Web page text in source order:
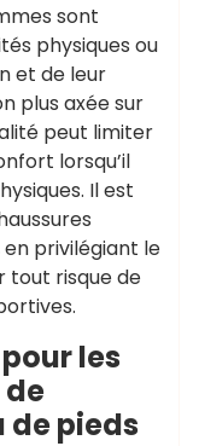
sont
physiques ou
et de leur
plus axée sur
peut limiter
lorsqu’il
Il est
privilégiant le
tout risque de
les
de pieds